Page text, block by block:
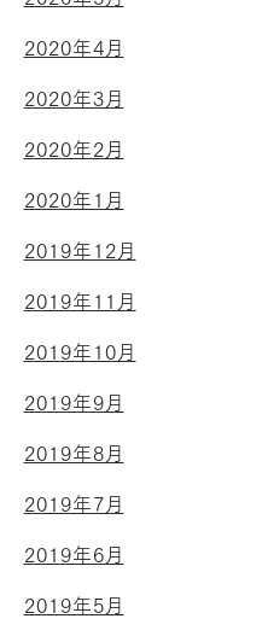
2020年4月
2020年3月
2020年2月
2020年1月
2019年12月
2019年11月
2019年10月
2019年9月
2019年8月
2019年7月
2019年6月
2019年5月